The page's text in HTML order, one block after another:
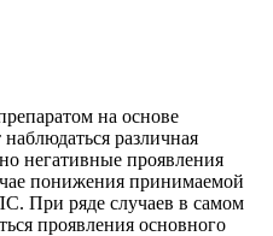
на основе
различная
негативные проявления
понижения принимаемой
При ряде случаев в самом
проявления основного